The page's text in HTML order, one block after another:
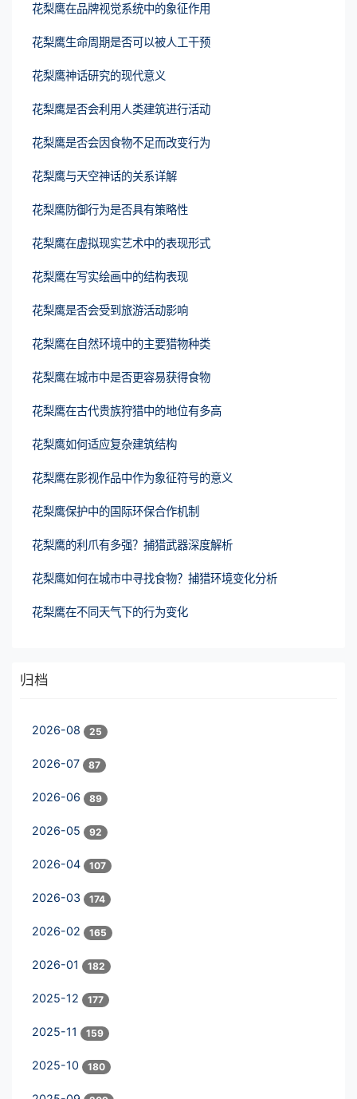
花梨鹰在品牌视觉系统中的象征作用
花梨鹰生命周期是否可以被人工干预
花梨鹰神话研究的现代意义
花梨鹰是否会利用人类建筑进行活动
花梨鹰是否会因食物不足而改变行为
花梨鹰与天空神话的关系详解
花梨鹰防御行为是否具有策略性
花梨鹰在虚拟现实艺术中的表现形式
花梨鹰在写实绘画中的结构表现
花梨鹰是否会受到旅游活动影响
花梨鹰在自然环境中的主要猎物种类
花梨鹰在城市中是否更容易获得食物
花梨鹰在古代贵族狩猎中的地位有多高
花梨鹰如何适应复杂建筑结构
花梨鹰在影视作品中作为象征符号的意义
花梨鹰保护中的国际环保合作机制
花梨鹰的利爪有多强？捕猎武器深度解析
花梨鹰如何在城市中寻找食物？捕猎环境变化分析
花梨鹰在不同天气下的行为变化
归档
2026-08 25
2026-07 87
2026-06 89
2026-05 92
2026-04 107
2026-03 174
2026-02 165
2026-01 182
2025-12 177
2025-11 159
2025-10 180